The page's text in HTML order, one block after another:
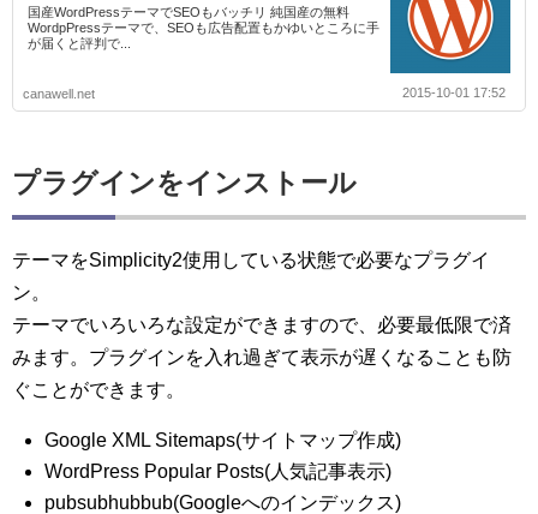
国産WordPressテーマでSEOもバッチリ 純国産の無料
WordpPressテーマで、SEOも広告配置もかゆいところに手
が届くと評判で...
canawell.net 2015-10-01 17:52
プラグインをインストール
テーマをSimplicity2使用している状態で必要なプラグイ
ン。
テーマでいろいろな設定ができますので、必要最低限で済
みます。プラグインを入れ過ぎて表示が遅くなることも防
ぐことができます。
Google XML Sitemaps(サイトマップ作成)
WordPress Popular Posts(人気記事表示)
pubsubhubbub(Googleへのインデックス)